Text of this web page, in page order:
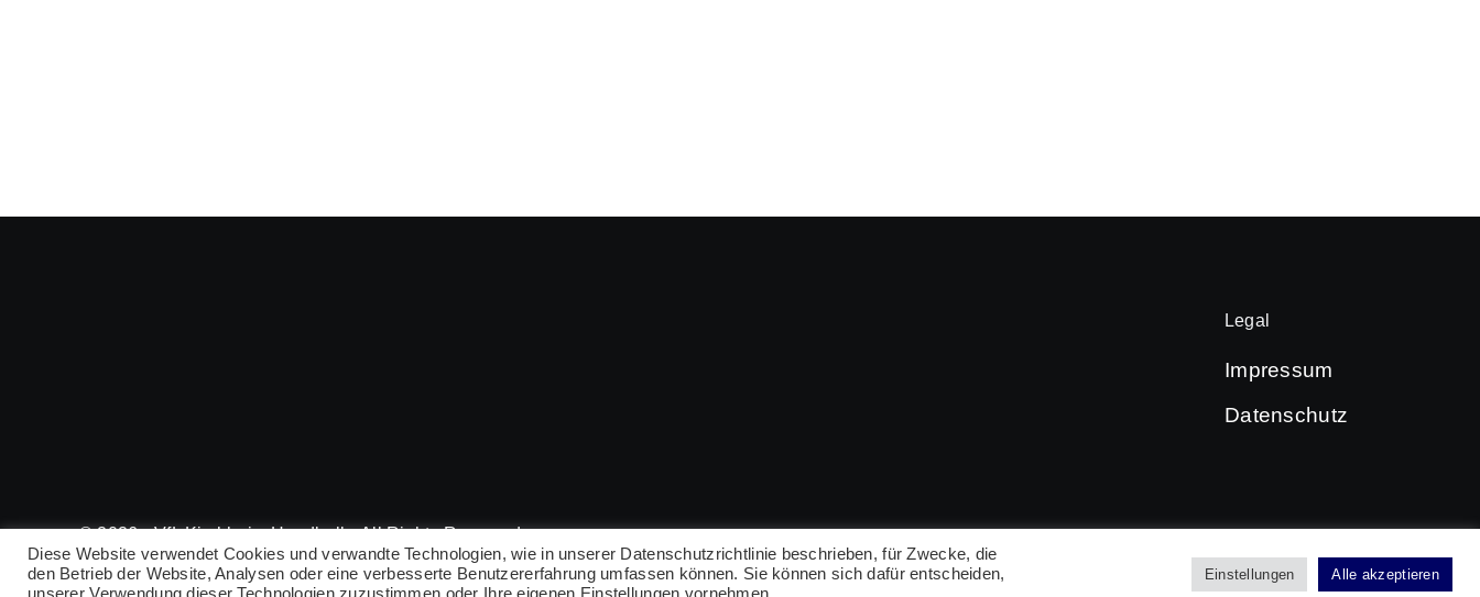
Legal
Impressum
Datenschutz
© 2026 • VfL Kirchheim Handball • All Rights Reserved
Diese Website verwendet Cookies und verwandte Technologien, wie in unserer Datenschutzrichtlinie beschrieben, für Zwecke, die
den Betrieb der Website, Analysen oder eine verbesserte Benutzererfahrung umfassen können. Sie können sich dafür entscheiden,
Einstellungen Alle akzeptieren